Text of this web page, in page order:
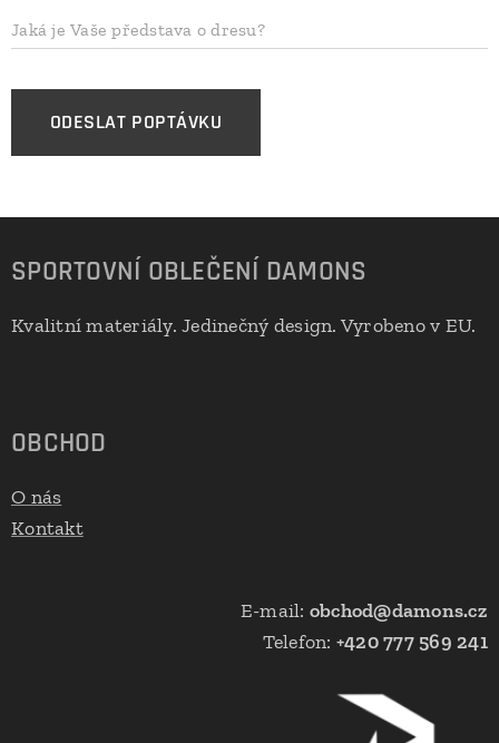
Jaká je Vaše představa o dresu?
ODESLAT POPTÁVKU
SPORTOVNÍ OBLEČENÍ DAMONS
Kvalitní materiály. Jedinečný design. Vyrobeno v EU.
OBCHOD
O nás
Kontakt
E-mail: obchod@damons.cz
Telefon: +420 777 569 241